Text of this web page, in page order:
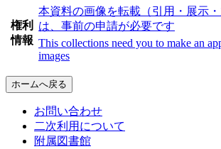
権利
情報
本資料の画像を転載（引用・展示
は、事前の申請が必要です
This collections need you to make an
images
ホームへ戻る
お問い合わせ
二次利用について
附属図書館